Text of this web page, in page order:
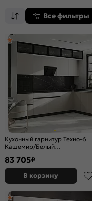
Все фильтры
Кухонный гарнитур Техно-6
Кашемир/Белый
темный)
83 705₽
В корзину